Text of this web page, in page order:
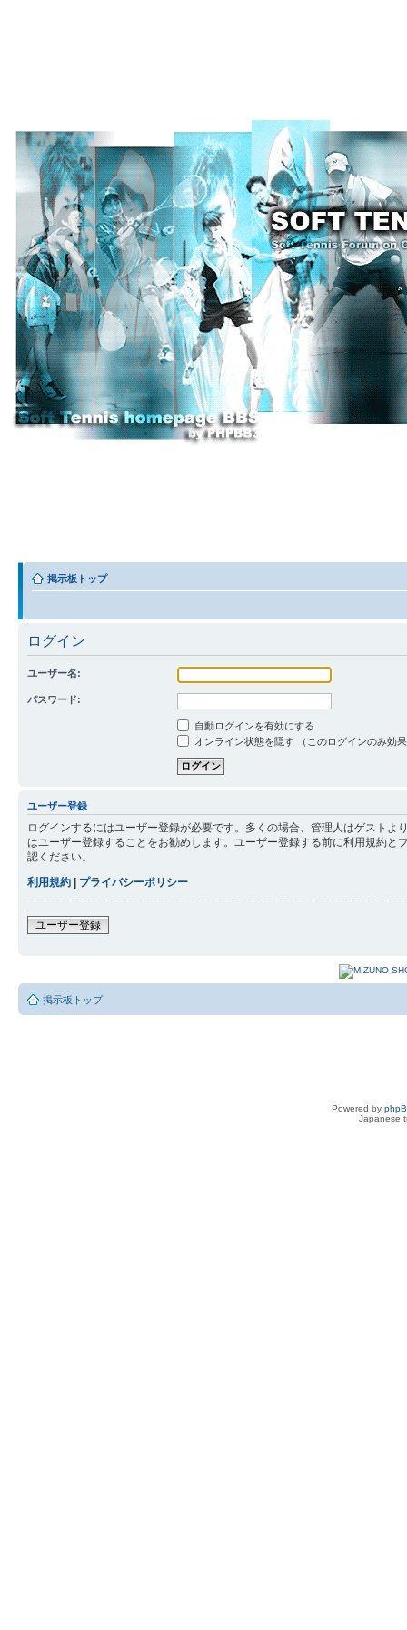
掲示板トップ
ログイン
ユーザー名:
パスワード:
自動ログインを有効にする
オンライン状態を隠す （このログインのみ効
ユーザー登録
ログインするにはユーザー登録が必要です。多くの場合、管理人はゲスト
はユーザー登録することをお勧めします。ユーザー登録する前に利用規約
認ください。
利用規約 | プライバシーポリシー
ユーザー登録
掲示板トップ
Powered by
Japanese